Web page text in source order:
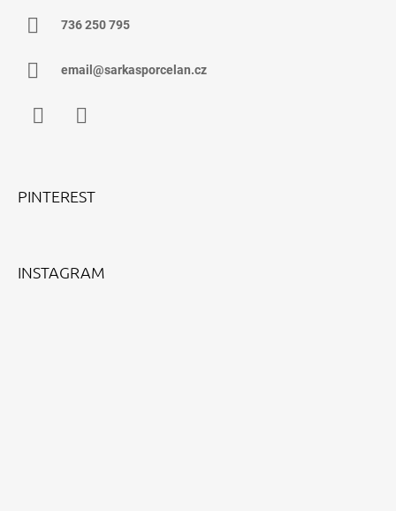
736 250 795
email@sarkasporcelan.cz
PINTEREST
INSTAGRAM